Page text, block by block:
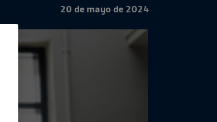
20 de mayo de 2024